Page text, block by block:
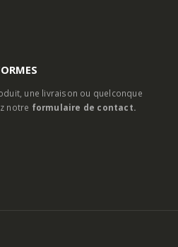
une livraison ou quelconque
notre formulaire de contact.